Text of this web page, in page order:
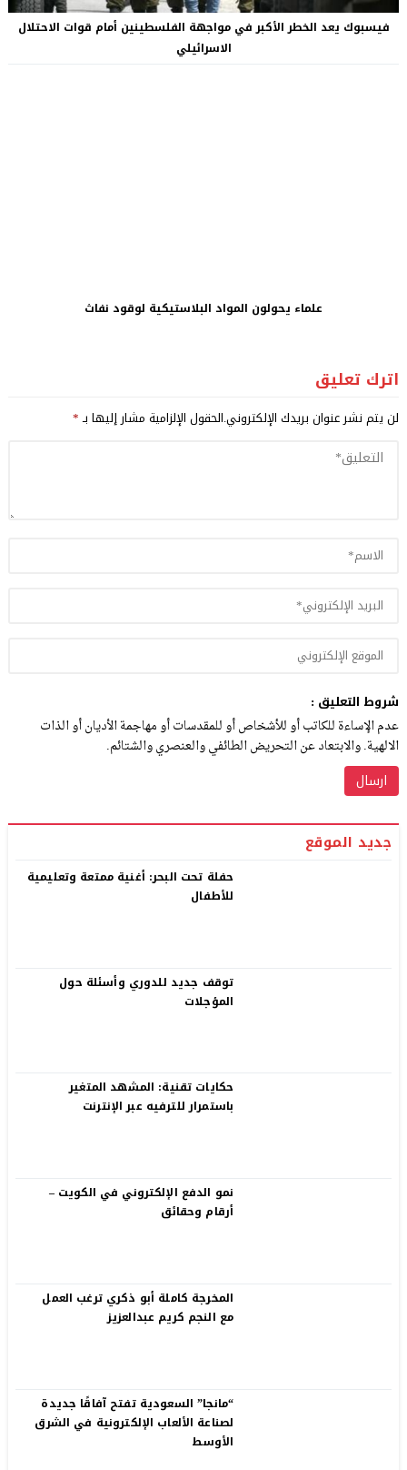
فيسبوك يعد الخطر الأكبر في مواجهة الفلسطينين أمام قوات الاحتلال
الاسرائيلي
علماء يحولون المواد البلاستيكية لوقود نفاث
اترك تعليق
لن يتم نشر عنوان بريدك الإلكتروني.الحقول الإلزامية مشار إليها بـ*
شروط التعليق :
عدم الإساءة للكاتب أو للأشخاص أو للمقدسات أو مهاجمة الأديان أو الذات
الالهية. والابتعاد عن التحريض الطائفي والعنصري والشتائم.
جديد الموقع
حفلة تحت البحر: أغنية ممتعة وتعليمية
للأطفال
توقف جديد للدوري وأسئلة حول
المؤجلات
حكايات تقنية: المشهد المتغير
باستمرار للترفيه عبر الإنترنت
نمو الدفع الإلكتروني في الكويت –
أرقام وحقائق
المخرجة كاملة أبو ذكري ترغب العمل
مع النجم كريم عبدالعزيز
“مانجا” السعودية تفتح آفاقًا جديدة
لصناعة الألعاب الإلكترونية في الشرق
الأوسط